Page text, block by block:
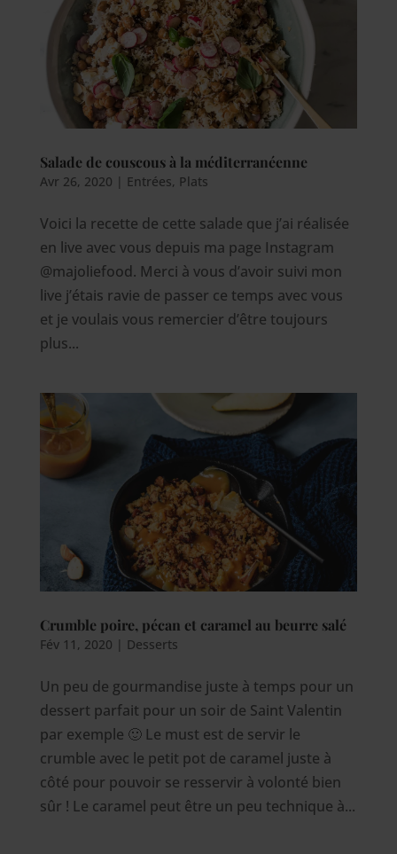
Salade de couscous à la méditerranéenne
Avr 26, 2020 | Entrées, Plats
Voici la recette de cette salade que j’ai réalisée
en live avec vous depuis ma page Instagram
@majoliefood. Merci à vous d’avoir suivi mon
live j’étais ravie de passer ce temps avec vous
et je voulais vous remercier d’être toujours
plus...
Crumble poire, pécan et caramel au beurre salé
Fév 11, 2020 | Desserts
Un peu de gourmandise juste à temps pour un
dessert parfait pour un soir de Saint Valentin
par exemple 🙂 Le must est de servir le
crumble avec le petit pot de caramel juste à
côté pour pouvoir se resservir à volonté bien
sûr ! Le caramel peut être un peu technique à...